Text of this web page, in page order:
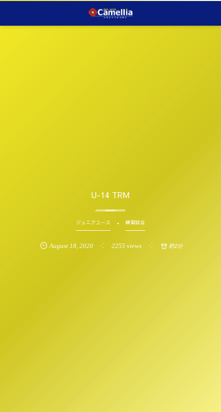
U-14 TRM
ジュニアユース 練習試合
August 18, 2020 2255 views 約2分